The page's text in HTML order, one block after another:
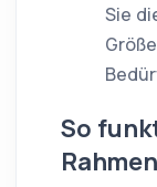
Sie
So